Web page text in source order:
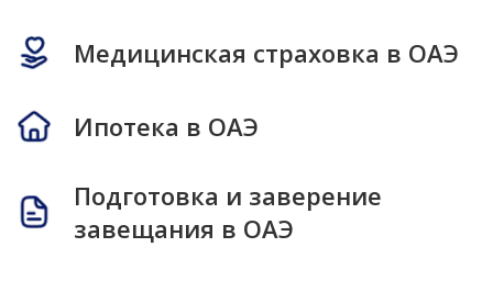
Медицинская страховка в ОАЭ
Ипотека в ОАЭ
Подготовка и заверение
завещания в ОАЭ